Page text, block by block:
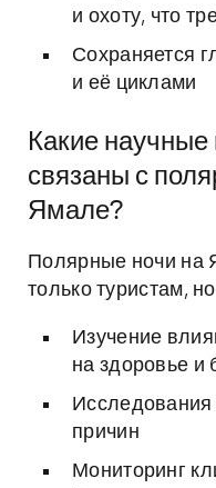
и охоту, что
Сохраняется
и её циклами
Какие
связаны с
Ямале?
Полярные ночи на
только туристам,
Изучение
на здоровье и
Исследования
причин
Мониторинг